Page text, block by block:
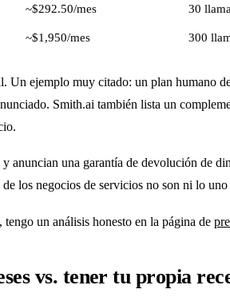
~$292.50/mes 30
~$1,950/mes 300
ejemplo muy citado: un plan humano
Smith.ai también lista un
anuncian una garantía de devolución de
los negocios de servicios no son ni lo
un análisis honesto en la página de
vs. tener tu propia